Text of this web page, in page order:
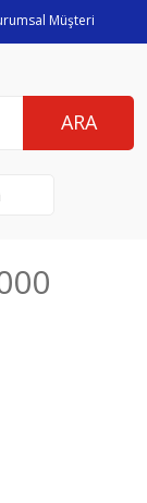
Müşteri
ARA